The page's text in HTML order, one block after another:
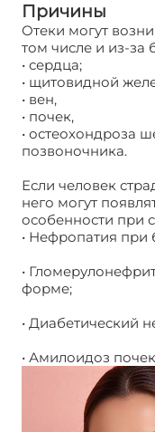
Причины
Отеки могут
том числе и из-за
• сердца;
• щитовидной
• вен,
• почек,
• остеохондроза
позвоночника.
Если человек
него могут
особенности при
• Нефропатия при
•
форме;
• Диабетический
• Амилоидоз